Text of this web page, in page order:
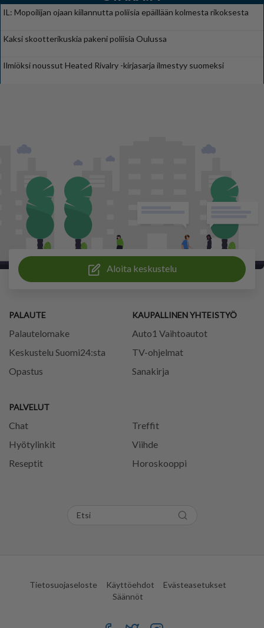
IL: Mopoilijan ojaan kiilannutta poliisia epäillään kolmesta rikoksesta
Kaksi skootterikuskia pakeni poliisia Oulussa
Ilmiöksi noussut Heated Rivalry -kirjasarja ilmestyy suomeksi
Aloita keskustelu
PALAUTE
Palautelomake
Keskustelu Suomi24:sta
Opastus
PALVELUT
Chat
Treffit
Hyötylinkit
Viihde
Reseptit
Horoskooppi
KAUPALLINEN YHTEISTYÖ
Auto1 Vaihtoautot
TV-ohjelmat
Sanakirja
Tietosuojaseloste Käyttöehdot
Evästeasetukset
Säännöt